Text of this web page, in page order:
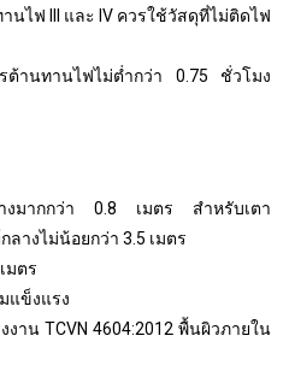
ไฟ III และ IV ควรใช้วัสดุที่ไม่ติดไฟ
ต้านทานไฟไม่ต่ำกว่า 0.75 ชั่วโมง
งมากกว่า 0.8 เมตร สำหรับเตา
างไม่น้อยกว่า 3.5 เมตร
มตร
แข็งแรง
าน TCVN 4604:2012 พื้นผิวภายใน